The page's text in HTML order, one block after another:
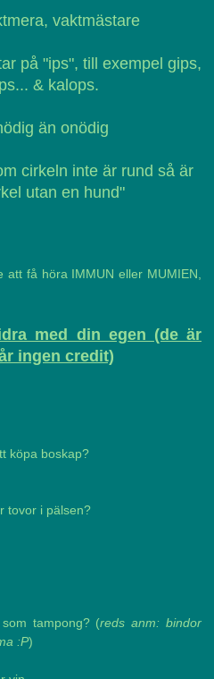
vaktmästare
på "ips", till exempel gips,
& kalops.
än onödig
cirkeln inte är rund så är
utan en hund"
få höra IMMUN eller MUMIEN,
med din egen (de är
ingen credit)
köpa boskap?
tovor i pälsen?
tampong? (reds anm: bindor
:P)